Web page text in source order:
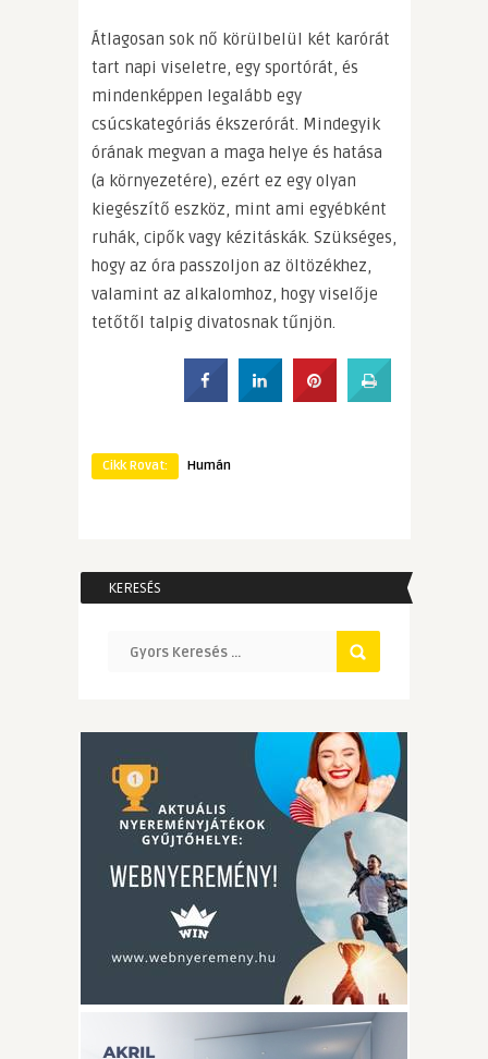
Átlagosan sok nő körülbelül két karórát
tart napi viseletre, egy sportórát, és
mindenképpen legalább egy
csúcskategóriás ékszerórát. Mindegyik
órának megvan a maga helye és hatása
(a környezetére), ezért ez egy olyan
kiegészítő eszköz, mint ami egyébként
ruhák, cipők vagy kézitáskák. Szükséges,
hogy az óra passzoljon az öltözékhez,
valamint az alkalomhoz, hogy viselője
tetőtől talpig divatosnak tűnjön.
Cikk Rovat: Humán
KERESÉS